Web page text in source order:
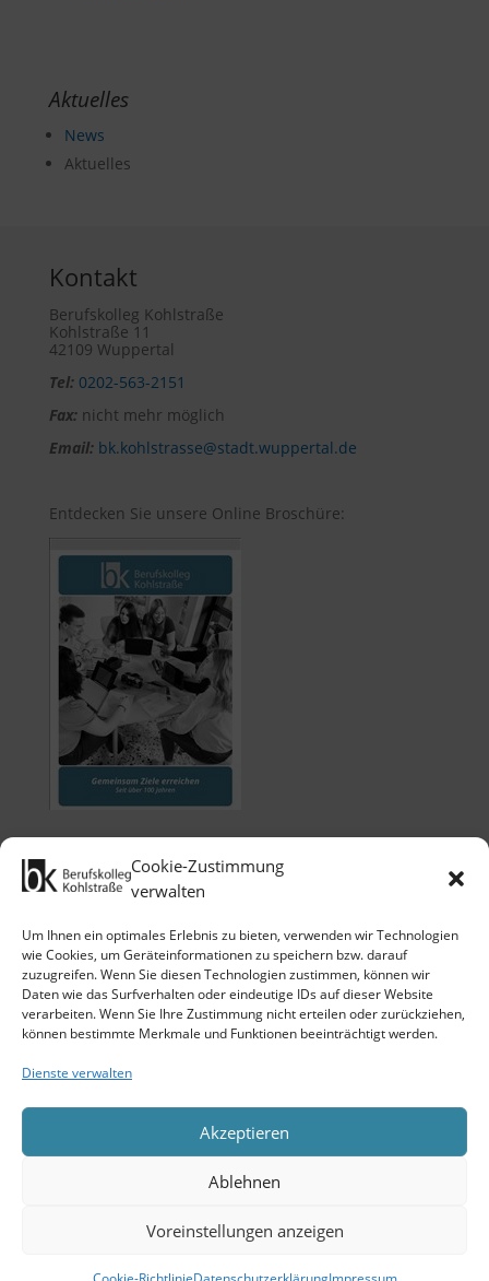
Cookie-Zustimmung
verwalten
Um Ihnen ein optimales Erlebnis zu bieten, verwenden wir Technologien
wie Cookies, um Geräteinformationen zu speichern bzw. darauf
zuzugreifen. Wenn Sie diesen Technologien zustimmen, können wir
Daten wie das Surfverhalten oder eindeutige IDs auf dieser Website
verarbeiten. Wenn Sie Ihre Zustimmung nicht erteilen oder zurückziehen,
können bestimmte Merkmale und Funktionen beeinträchtigt werden.
Dienste verwalten
Akzeptieren
Ablehnen
Voreinstellungen anzeigen
Aktuelles
News
Aktuelles
Kontakt
Berufskolleg Kohlstraße
Kohlstraße 11
42109 Wuppertal
Tel: 0202-563-2151
Fax:nicht mehr möglich
Email: bk.kohlstrasse@stadt.wuppertal.de
Entdecken Sie unsere Online Broschüre:
Klicken Sie auf 'Ich stimme zu', um
Google maps zu nutzen.
Cookie-Richtlinie
Kohlstraße der Stadt Wuppertal